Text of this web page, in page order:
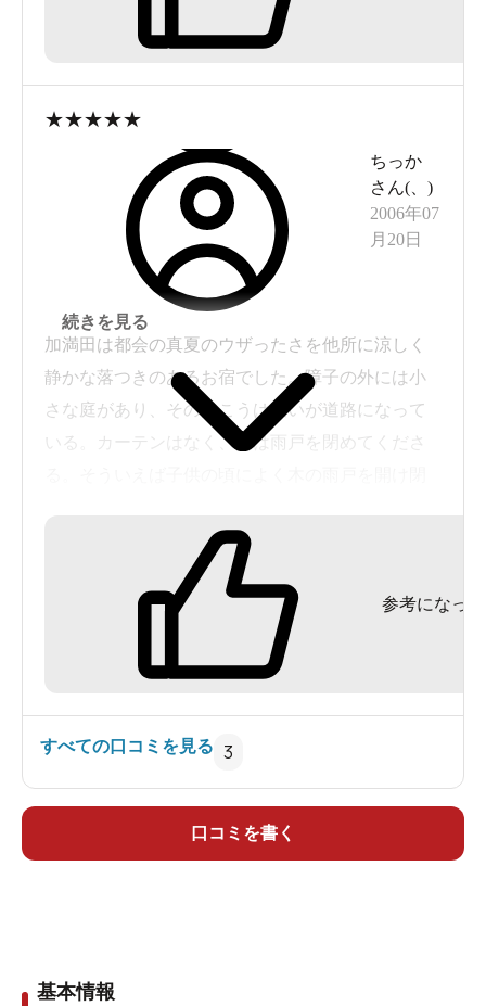
いが、天井や壁にヒビが入っていたり、虫がいた
り、蜘蛛の巣が張っていたりと綻びがあらゆる所
冷たく、新鮮なものは新鮮な内にテーブルへ持っ
てきてほしいものだ。
⑤一般的に部屋にはお茶などの飲み物の用意がし
ているものだが、こちらが申し出てようやく気が
とにかく過去に栄光があったのかもしれないが、
サービスや食事などあらゆる面で改善してほし
い。または、価格を現状の半分まで下げるべき
★★★★★
ちっか
さん(
)
2006年07
月20日
加満田は都会の真夏のウザったさを他所に涼しく
静かな落つきのあるお宿でした。障子の外には小
さな庭があり、その向こうは狭いが道路になって
いる。カーテンはなく、夜は雨戸を閉めてくださ
場所と落ち着いた部屋（昭和レトロ、70年代
風）、いつでも湯量豊富な温泉などが、多くの文
人に愛された理由かとも思いました。京懐石料理
はとても美味しくいただけました。お酒も喉越し
もよくとても満足いたしました。女将さんが出し
味噌はうまかった。朝食もうまい。アメニティー
続きを見る
参考になった
すべての口コミを見る 3
口コミを書く
基本情報